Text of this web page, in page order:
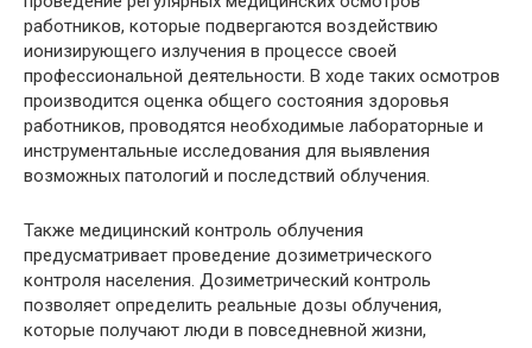
работников, которые подвергаются воздействию
ионизирующего излучения в процессе своей
профессиональной деятельности. В ходе таких осмотров
производится оценка общего состояния здоровья
работников, проводятся необходимые лабораторные и
инструментальные исследования для выявления
возможных патологий и последствий облучения.
Также медицинский контроль облучения
предусматривает проведение дозиметрического
контроля населения. Дозиметрический контроль
позволяет определить реальные дозы облучения,
которые получают люди в повседневной жизни,